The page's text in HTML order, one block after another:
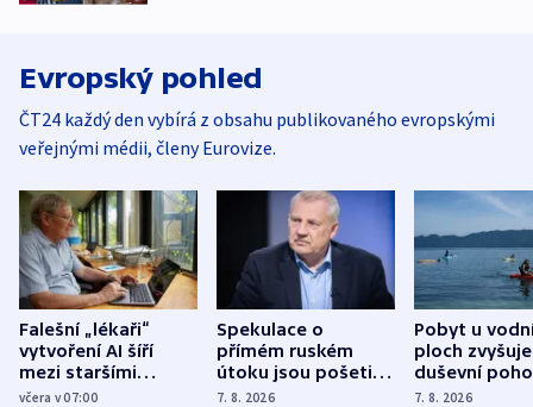
Evropský pohled
ČT24 každý den vybírá z obsahu publikovaného evropskými
veřejnými médii, členy Eurovize.
Falešní „lékaři“
vytvoření AI šíří
mezi staršími
Poláky nebezpečné
včera v 07:00
Spekulace o
přímém ruském
útoku jsou pošetilé,
míní estonský
7. 8. 2026
Pobyt u
ploch zvyšuje
duševní
ukázala
7. 8. 2026